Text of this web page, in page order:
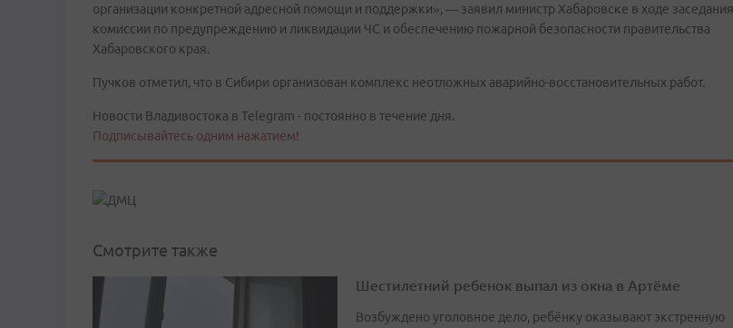
организации конкретной адресной помощи и поддержки», — заявил министр Хабаровске в ходе заседания
комиссии по предупреждению и ликвидации ЧС и обеспечению пожарной безопасности правительства
Хабаровского края.
Пучков отметил, что в Сибири организован комплекс неотложных аварийно-восстановительных работ.
Новости Владивостока в Telegram - постоянно в течение дня.
Подписывайтесь одним нажатием!
Смотрите также
Шестилетний ребенок выпал из окна в Артёме
Возбуждено уголовное дело, ребёнку оказывают экстренную